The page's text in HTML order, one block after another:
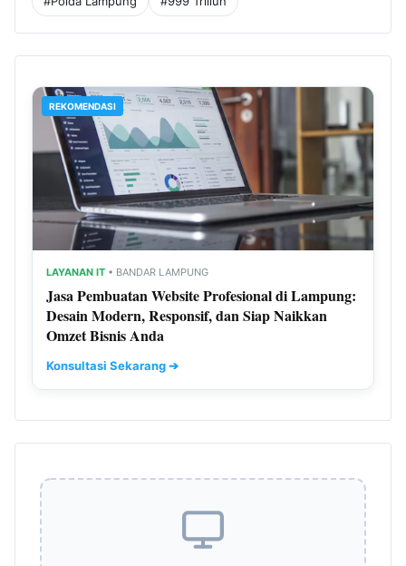
REKOMENDASI
LAYANAN IT • BANDAR LAMPUNG
Jasa Pembuatan Website Profesional di Lampung:
Desain Modern, Responsif, dan Siap Naikkan
Omzet Bisnis Anda
Konsultasi Sekarang ➔